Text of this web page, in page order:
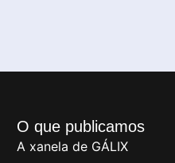
O que publicamos
A xanela de GÁLIX